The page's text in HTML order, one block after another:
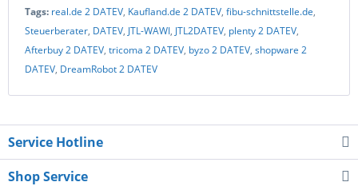
Tags: real.de 2 DATEV, Kaufland.de 2 DATEV, fibu-schnittstelle.de,
Steuerberater, DATEV, JTL-WAWI, JTL2DATEV, plenty 2 DATEV,
Afterbuy 2 DATEV, tricoma 2 DATEV, byzo 2 DATEV, shopware 2
DATEV, DreamRobot 2 DATEV
Service Hotline
Shop Service